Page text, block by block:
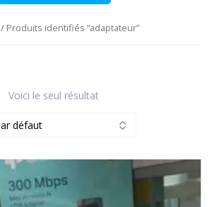
/ Produits identifiés “adaptateur”
Voici le seul résultat